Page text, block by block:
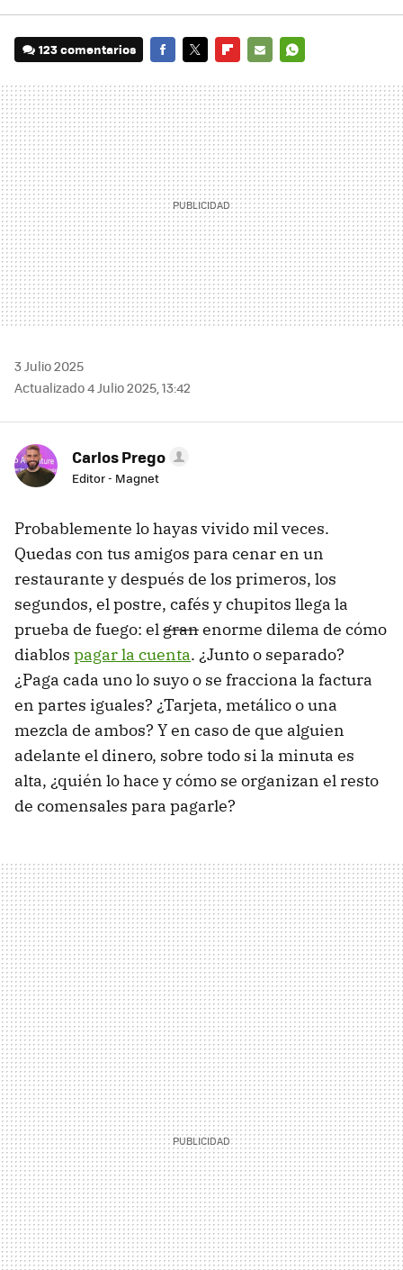
123 comentarios
MAIL
3 Julio 2025
Actualizado 4 Julio 2025, 13:42
Carlos Prego
Editor - Magnet
Probablemente lo hayas vivido mil veces.
Quedas con tus amigos para cenar en un
restaurante y después de los primeros, los
segundos, el postre, cafés y chupitos llega la
prueba de fuego: elgranenorme dilema de cómo
diablos pagar la cuenta. ¿Junto o separado?
¿Paga cada uno lo suyo o se fracciona la factura
en partes iguales? ¿Tarjeta, metálico o una
mezcla de ambos? Y en caso de que alguien
adelante el dinero, sobre todo si la minuta es
alta, ¿quién lo hace y cómo se organizan el resto
de comensales para pagarle?